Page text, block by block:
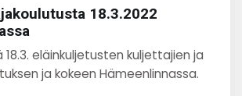
18.3.2022
18.3. eläinkuljetusten kuljettajien ja
ja kokeen Hämeenlinnassa.